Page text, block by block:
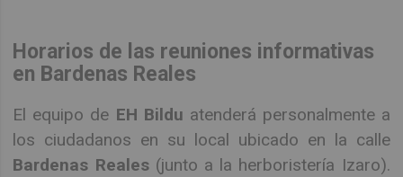
Horarios de las reuniones informativas
en Bardenas Reales
El equipo de EH Bildu atenderá personalmente a
los ciudadanos en su local ubicado en la calle
Bardenas Reales(junto a la herboristería Izaro).